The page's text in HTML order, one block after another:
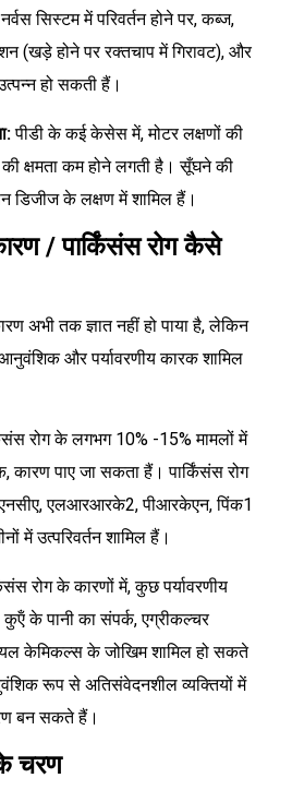
सिस्टम में परिवर्तन होने पर, कब्ज,
(खड़े होने पर रक्तचाप में गिरावट), और
हो सकती हैं।
पीडी के कई केसेस में, मोटर लक्षणों की
क्षमता कम होने लगती है। सूँघने की
डिजीज के लक्षण में शामिल हैं।
/ पार्किंसंस रोग कैसे
अभी तक ज्ञात नहीं हो पाया है, लेकिन
और पर्यावरणीय कारक शामिल
रोग के लगभग 10% -15% मामलों में
पाए जा सकता हैं। पार्किंसंस रोग
एलआरआरके2, पीआरकेएन, पिंक1
में उत्परिवर्तन शामिल हैं।
रोग के कारणों में, कुछ पर्यावरणीय
के पानी का संपर्क, एग्रीकल्चर
केमिकल्स के जोखिम शामिल हो सकते
रूप से अतिसंवेदनशील व्यक्तियों में
बन सकते हैं।
चरण